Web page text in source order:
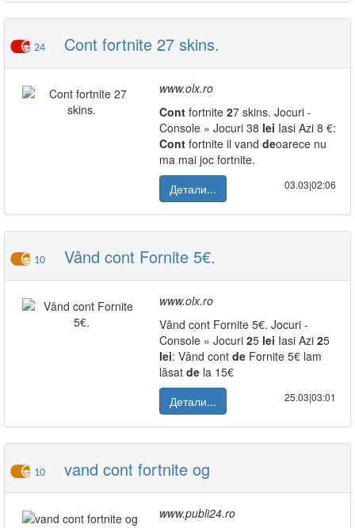
24 Cont fortnite 27 skins.
www.olx.ro
Cont fortnite 27 skins. Jocuri -
Console » Jocuri 38 lei Iasi Azi 8 €:
Cont fortnite il vand deoarece nu
ma mai joc fortnite.
Детали...
03.03|02:06
10 Vând cont Fornite 5€.
www.olx.ro
Vând cont Fornite 5€. Jocuri -
Console » Jocuri 25 lei Iasi Azi 25
lei: Vând cont de Fornite 5€ lam
lăsat de la 15€
Детали...
25.03|03:01
10 vand cont fortnite og
www.publi24.ro